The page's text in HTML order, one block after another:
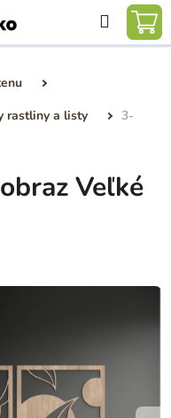
Hľadať
rastliny a listy
3-
Veľké